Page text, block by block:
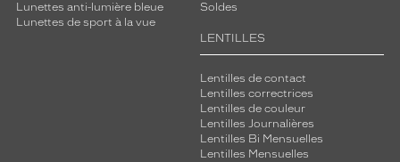
Lunettes anti-lumière bleue
Lunettes de sport à la vue
Soldes
LENTILLES
Lentilles de contact
Lentilles correctrices
Lentilles de couleur
Lentilles Journalières
Lentilles Bi Mensuelles
Lentilles Mensuelles